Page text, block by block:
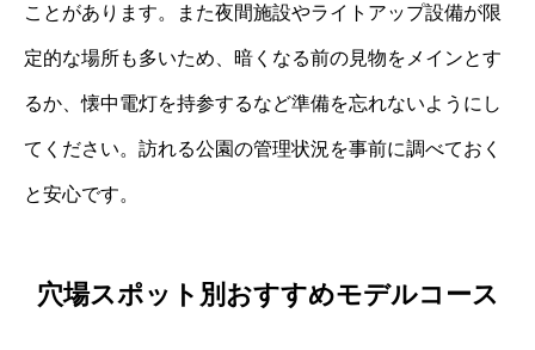
ことがあります。また夜間施設やライトアップ設備が限
定的な場所も多いため、暗くなる前の見物をメインとす
るか、懐中電灯を持参するなど準備を忘れないようにし
てください。訪れる公園の管理状況を事前に調べておく
と安心です。
穴場スポット別おすすめモデルコース